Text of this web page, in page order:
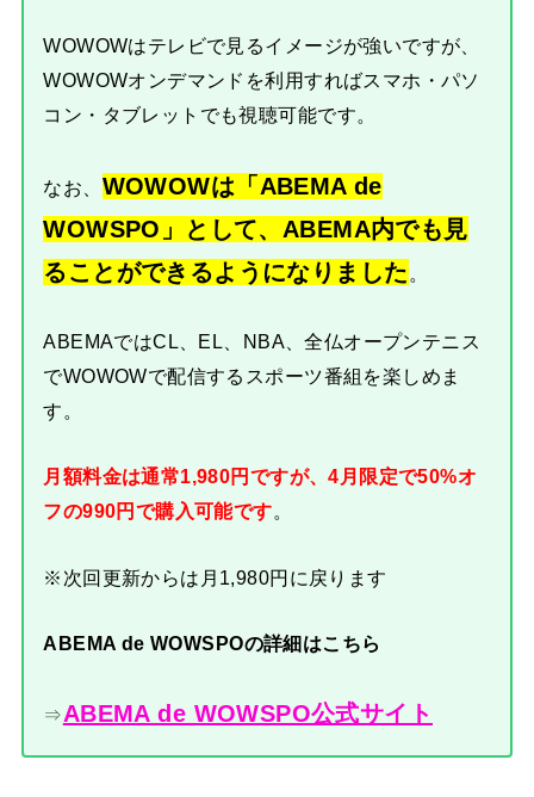
WOWOWはテレビで見るイメージが強いですが、
WOWOWオンデマンドを利用すればスマホ・パソ
コン・タブレットでも視聴可能です。
なお、 WOWOWは「ABEMA de
WOWSPO」として、ABEMA内でも見
ることができるようになりました 。
ABEMAではCL、EL、NBA、全仏オープンテニス
でWOWOWで配信するスポーツ番組を楽しめま
す。
月額料金は通常1,980円ですが、4月限定で50%オ
フの990円で購入可能です。
※次回更新からは月1,980円に戻ります
ABEMA de WOWSPOの詳細はこちら
⇒ABEMA de WOWSPO公式サイト